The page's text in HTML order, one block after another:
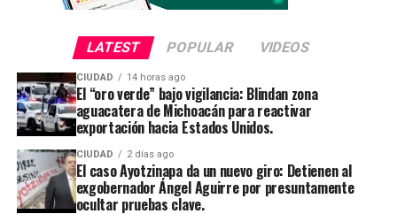
LATEST POPULAR VIDEOS
CIUDAD 14 horas ago
El “oro verde” bajo vigilancia: Blindan zona
aguacatera de Michoacán para reactivar
exportación hacia Estados Unidos.
CIUDAD 2 días ago
El caso Ayotzinapa da un nuevo giro: Detienen al
exgobernador Ángel Aguirre por presuntamente
ocultar pruebas clave.